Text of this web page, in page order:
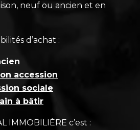
neuf ou ancien et en
d’achat :
accession
sociale
à bâtir
IMMOBILIÈRE c’est :